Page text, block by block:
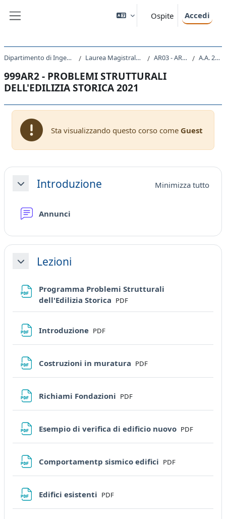
Ospite Accedi
Dipartimento di Ingegneria e Architettura Laurea Magistrale Ciclo Unico 5 anni AR03 - ARCHITETTURA A.A. 2021 - 2022
999AR2 - PROBLEMI STRUTTURALI
DELL'EDILIZIA STORICA 2021
Sta visualizzando questo corso come Guest
Schema della sezione
MinimizzaIntroduzione Minimizza tutto
Annunci
MinimizzaLezioni
Programma Problemi Strutturali
dell'Edilizia Storica File
PDF
Introduzione File
PDF
Costruzioni in muratura File
PDF
Richiami Fondazioni File
PDF
Esempio di verifica di edificio nuovo File
PDF
Comportamentp sismico edifici File
PDF
Edifici esistenti File
PDF